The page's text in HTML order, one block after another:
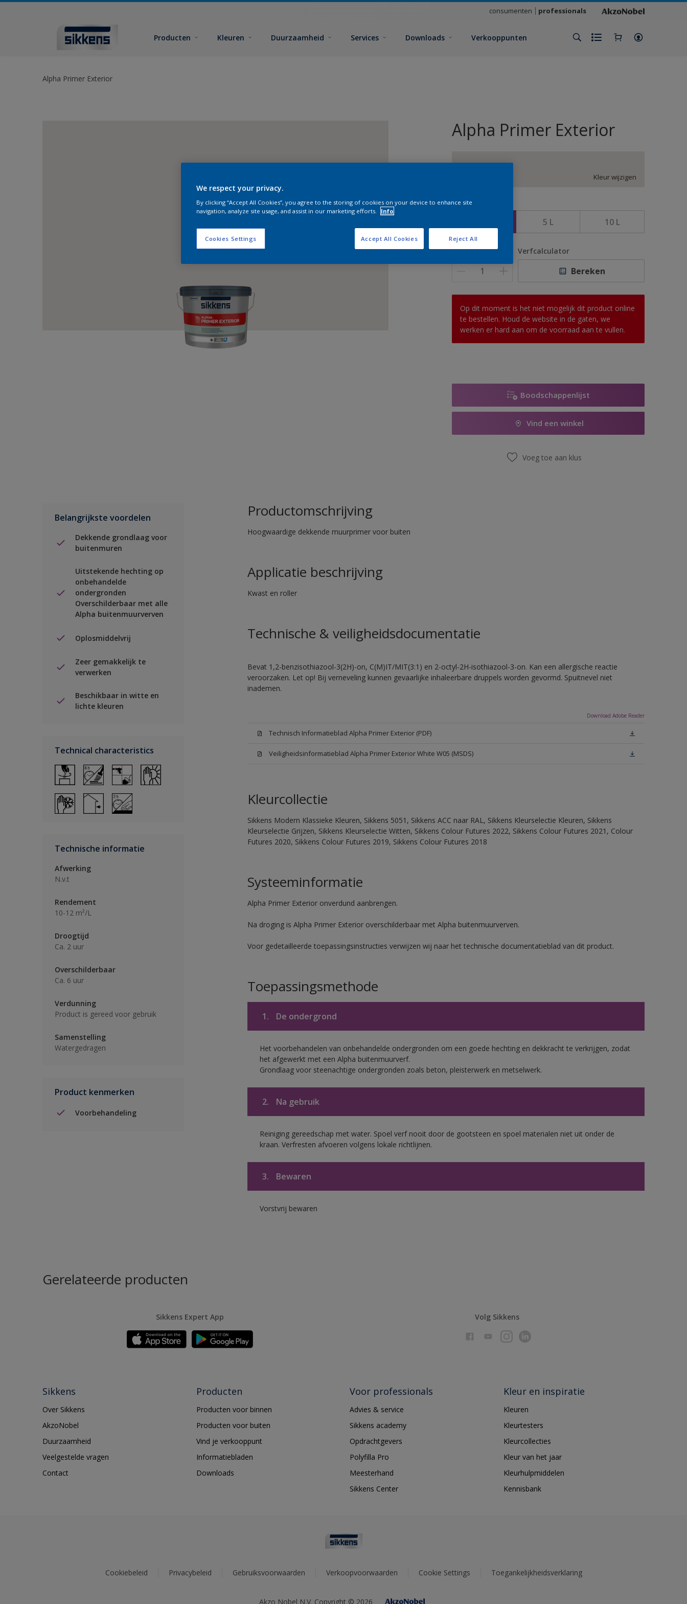
consumenten professionals
Producten Kleuren Duurzaamheid Services Downloads Verkooppunten
Alpha Primer Exterior
Alpha Primer Exterior
DN.00.88
Kleur wijzigen
Grootte
5 L 10 L
Aantal Verfcalculator
Bereken
Op dit moment is het niet mogelijk dit product online
te bestellen. Houd de website in de gaten, we
werken er hard aan om de voorraad aan te vullen.
Boodschappenlijst
Vind een winkel
Voeg toe aan klus
Belangrijkste voordelen
Dekkende grondlaag voor
buitenmuren
Uitstekende hechting op
onbehandelde
ondergronden
Overschilderbaar met alle
Alpha buitenmuurverven
Oplosmiddelvrij
Zeer gemakkelijk te
verwerken
Beschikbaar in witte en
lichte kleuren
Technical characteristics
Technische informatie
Afwerking
N.v.t
Rendement
10-12 m²/L
Droogtijd
Ca. 2 uur
Overschilderbaar
Ca. 6 uur
Verdunning
Product is gereed voor gebruik
Samenstelling
Watergedragen
Product kenmerken
Voorbehandeling
Productomschrijving
Hoogwaardige dekkende muurprimer voor buiten
Applicatie beschrijving
Kwast en roller
Technische & veiligheidsdocumentatie
Bevat 1,2-benzisothiazool-3(2H)-on, C(M)IT/MIT(3:1) en 2-octyl-2H-isothiazool-3-on. Kan een allergische reactie
veroorzaken. Let op! Bij verneveling kunnen gevaarlijke inhaleerbare druppels worden gevormd. Spuitnevel niet
inademen.
Download Adobe Reader
Technisch Informatieblad Alpha Primer Exterior (PDF)
Veiligheidsinformatieblad Alpha Primer Exterior White W05 (MSDS)
Kleurcollectie
Sikkens Modern Klassieke Kleuren, Sikkens 5051, Sikkens ACC naar RAL, Sikkens Kleurselectie Kleuren, Sikkens
Kleurselectie Grijzen, Sikkens Kleurselectie Witten, Sikkens Colour Futures 2022, Sikkens Colour Futures 2021, Colour
Futures 2020, Sikkens Colour Futures 2019, Sikkens Colour Futures 2018
Systeeminformatie
Alpha Primer Exterior onverdund aanbrengen.
Na droging is Alpha Primer Exterior overschilderbaar met Alpha buitenmuurverven.
Voor gedetailleerde toepassingsinstructies verwijzen wij naar het technische documentatieblad van dit product.
Toepassingsmethode
1. De ondergrond
Het voorbehandelen van onbehandelde ondergronden om een goede hechting en dekkracht te verkrijgen, zodat
het afgewerkt met een Alpha buitenmuurverf.
Grondlaag voor steenachtige ondergronden zoals beton, pleisterwerk en metselwerk.
2. Na gebruik
Reiniging gereedschap met water. Spoel verf nooit door de gootsteen en spoel materialen niet uit onder de
kraan. Verfresten afvoeren volgens lokale richtlijnen.
3. Bewaren
Vorstvrij bewaren
Gerelateerde producten
Sikkens Expert App Volg Sikkens
Sikkens
Over Sikkens
AkzoNobel
Duurzaamheid
Veelgestelde vragen
Contact
Producten
Producten voor binnen
Producten voor buiten
Vind je verkooppunt
Informatiebladen
Downloads
Voor professionals
Advies & service
Sikkens academy
Opdrachtgevers
Polyfilla Pro
Meesterhand
Sikkens Center
Kleur en inspiratie
Kleuren
Kleurtesters
Kleurcollecties
Kleur van het jaar
Kleurhulpmiddelen
Kennisbank
Cookiebeleid Privacybeleid Gebruiksvoorwaarden Verkoopvoorwaarden Cookie Settings Toegankelijkheidsverklaring
Akzo Nobel N.V. Copyright © 2026
We respect your privacy.
By clicking “Accept All Cookies”, you agree to the storing of cookies on your device to enhance site
navigation, analyze site usage, and assist in our marketing efforts.
Info
Cookies Settings Reject All
Accept All Cookies